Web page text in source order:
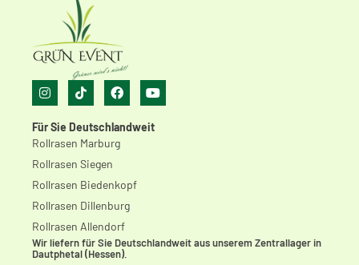
Für Sie Deutschlandweit
Rollrasen Marburg
Rollrasen Siegen
Rollrasen Biedenkopf
Rollrasen Dillenburg
Rollrasen Allendorf
Wir liefern für Sie Deutschlandweit aus unserem Zentrallager in
Dautphetal (Hessen).